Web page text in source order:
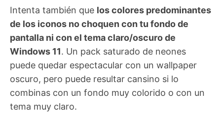
Intenta también que los colores predominantes
de los iconos no choquen con tu fondo de
pantalla ni con el tema claro/oscuro de
Windows 11. Un pack saturado de neones
puede quedar espectacular con un wallpaper
oscuro, pero puede resultar cansino si lo
combinas con un fondo muy colorido o con un
tema muy claro.